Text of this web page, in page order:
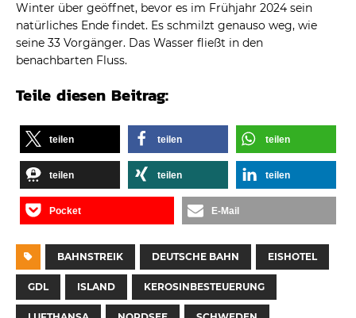
Winter über geöffnet, bevor es im Frühjahr 2024 sein
natürliches Ende findet. Es schmilzt genauso weg, wie
seine 33 Vorgänger. Das Wasser fließt in den
benachbarten Fluss.
Teile diesen Beitrag:
teilen teilen teilen
teilen teilen teilen
Pocket E-Mail
BAHNSTREIK DEUTSCHE BAHN EISHOTEL
GDL ISLAND KEROSINBESTEUERUNG